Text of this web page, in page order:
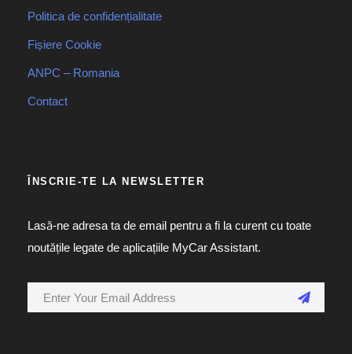
Politica de confidențialitate
Fișiere Cookie
ANPC – Romania
Contact
ÎNSCRIE-TE LA NEWSLETTER
Lasă-ne adresa ta de email pentru a fi la curent cu toate
noutățile legate de aplicațiile MyCar Assistant.